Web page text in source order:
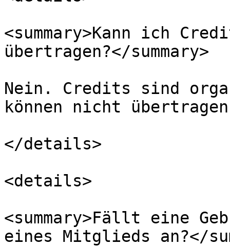
<summary>Kann ich
übertragen?</summary>
Nein. Credits sind
können nicht
</details>
<details>
<summary>Fällt eine
eines Mitglieds an?</